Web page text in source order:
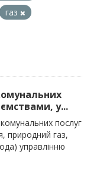
газ
у...
послуг
природний газ,
управлінню